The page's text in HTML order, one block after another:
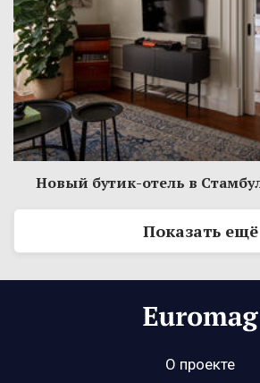
Новый бутик-отель в
Показать ещё
О проекте